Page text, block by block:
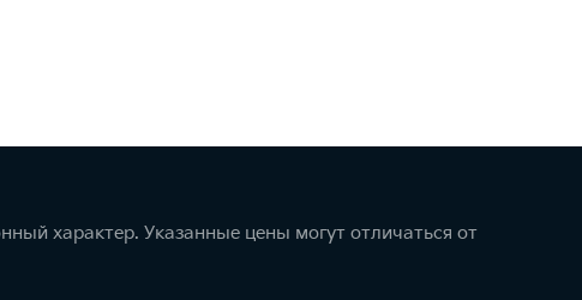
характер. Указанные цены могут отличаться от